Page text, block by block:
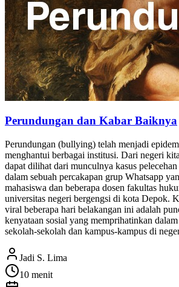
Perundungan dan Kabar Baiknya
Perundungan (bullying) telah menjadi
menghantui berbagai institusi. Dari negeri
dapat dilihat dari munculnya kasus pelecehan
dalam sebuah percakapan grup Whatsapp
mahasiswa dan beberapa dosen fakultas
universitas negeri bergengsi di kota Depok.
viral beberapa hari belakangan ini adalah
kenyataan sosial yang memprihatinkan
sekolah-sekolah dan kampus-kampus di
Jadi S. Lima
10 menit